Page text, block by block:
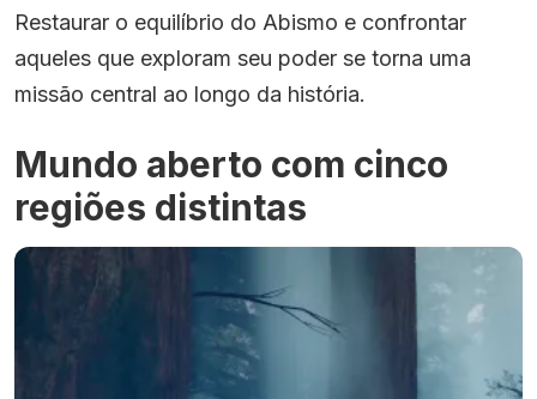
Restaurar o equilíbrio do Abismo e confrontar
aqueles que exploram seu poder se torna uma
missão central ao longo da história.
Mundo aberto com cinco
regiões distintas